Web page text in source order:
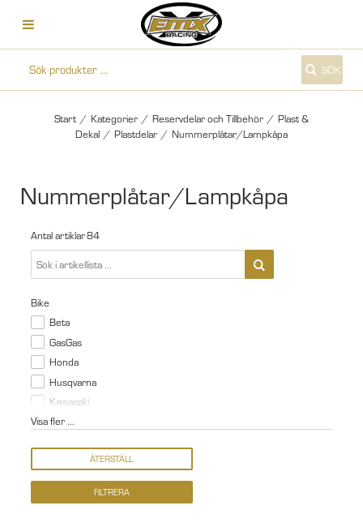
SÖK
Start / Kategorier / Reservdelar och Tillbehör / Plast &
Dekal / Plastdelar / Nummerplåtar/Lampkåpa
Nummerplåtar/Lampkåpa
Antal artiklar84
Bike
Beta
GasGas
Honda
Husqvarna
Kawasaki
Visa fler ...